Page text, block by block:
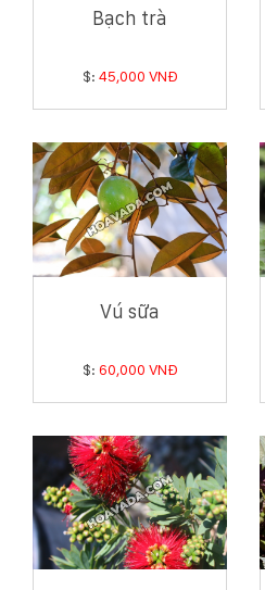
Bạch trà
$: 45,000 VNĐ
Vú sữa
$: 60,000 VNĐ